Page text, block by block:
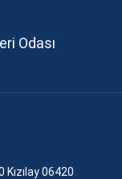
Odası
06420